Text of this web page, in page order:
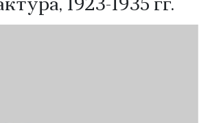
1923-1935 гг.